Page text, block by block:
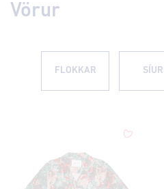
Vörur
FLOKKAR SÍUR